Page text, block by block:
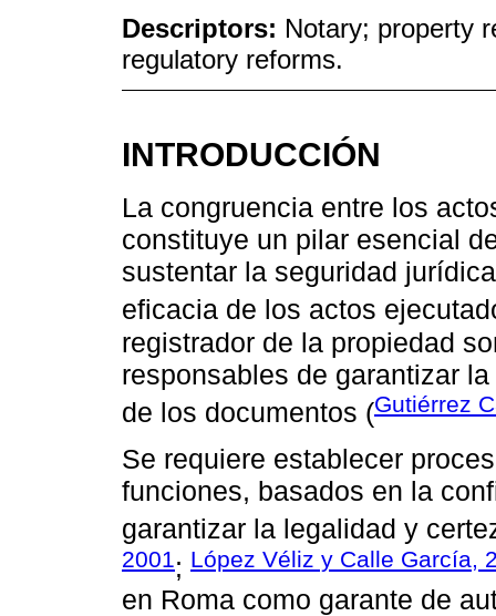
Descriptors: Notary; property
regulatory reforms.
INTRODUCCIÓN
La congruencia entre los
constituye un pilar esencial
sustentar la seguridad
eficacia de los actos
registrador de la propiedad
responsables de garantizar
de los documentos (Gutiérrez
Se requiere establecer
funciones, basados en la
garantizar la legalidad y
2001; López Véliz y Calle García,
en Roma como garante de